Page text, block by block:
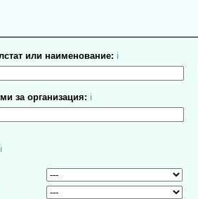
или наименование: ℹ
за организация: ℹ
ℹ